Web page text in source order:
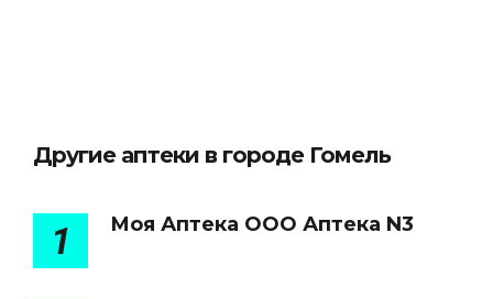
Другие аптеки в городе Гомель
1 Моя Аптека ООО Аптека N3